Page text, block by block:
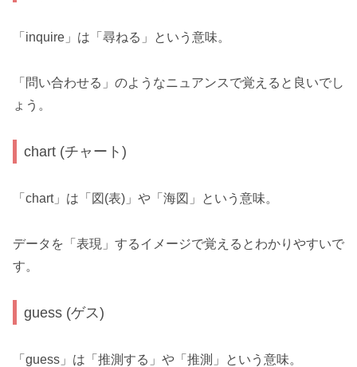
「inquire」は「尋ねる」という意味。
「問い合わせる」のようなニュアンスで覚えると良いでし
ょう。
chart (チャート)
「chart」は「図(表)」や「海図」という意味。
データを「表現」するイメージで覚えるとわかりやすいで
す。
guess (ゲス)
「guess」は「推測する」や「推測」という意味。